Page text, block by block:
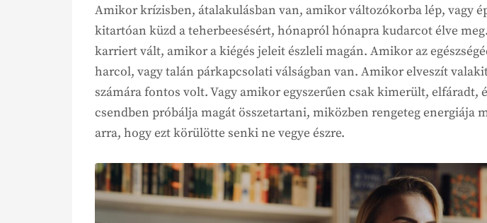
Amikor krízisben, átalakulásban van, amikor változókorba lép, vagy
kitartóan küzd a teherbeesésért, hónapról hónapra kudarcot élve
karriert vált, amikor a kiégés jeleit észleli magán. Amikor az
harcol, vagy talán párkapcsolati válságban van. Amikor elveszít
számára fontos volt. Vagy amikor egyszerűen csak kimerült, elfáradt,
csendben próbálja magát összetartani, miközben rengeteg energiája
arra, hogy ezt körülötte senki ne vegye észre.